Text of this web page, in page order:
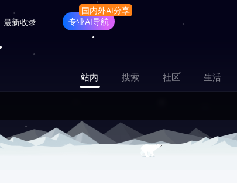
最新收录 专业AI导航
站内 搜索 社区 生活